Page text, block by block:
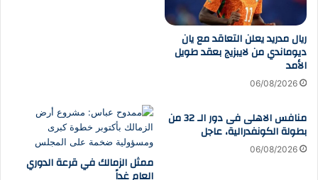
ريال مدريد يعلن التعاقد مع يان
ديوماندي من لايبزيج بعقد طويل
الأمد
06/08/2026
منافس الاهلى فى دور الـ 32 من
بطولة الكونفدرالية، عاجل
06/08/2026
ممثل الزمالك في قرعة الدوري